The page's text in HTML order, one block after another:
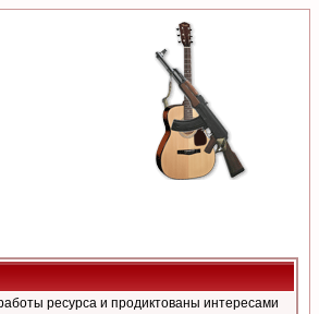
ресурса и продиктованы интересами